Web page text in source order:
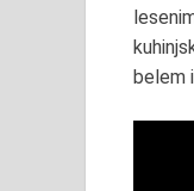
belem